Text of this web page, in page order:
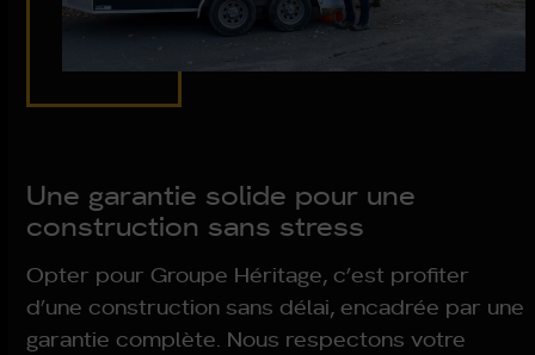
Une garantie solide pour une
construction sans stress
Opter pour Groupe Héritage, c’est profiter
d’une construction sans délai, encadrée par une
garantie complète. Nous respectons votre